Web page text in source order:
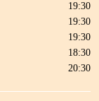
19:30
19:30
19:30
18:30
20:30